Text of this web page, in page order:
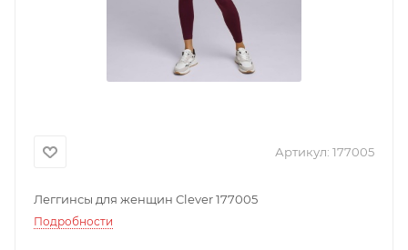
Артикул: 177005
Леггинсы для женщин Clever 177005
Подробности